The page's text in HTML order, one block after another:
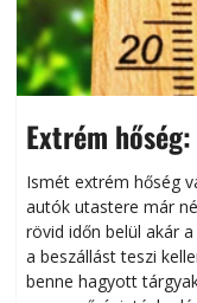
Extrém
megóvhatjuk
Ismét extrém hőség
autók utastere már
rövid időn belül akár
a beszállást teszi
benne hagyott